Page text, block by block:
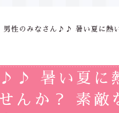
男性のみなさん♪♪ 暑い夏に熱
暑い夏に
んか？ 素敵